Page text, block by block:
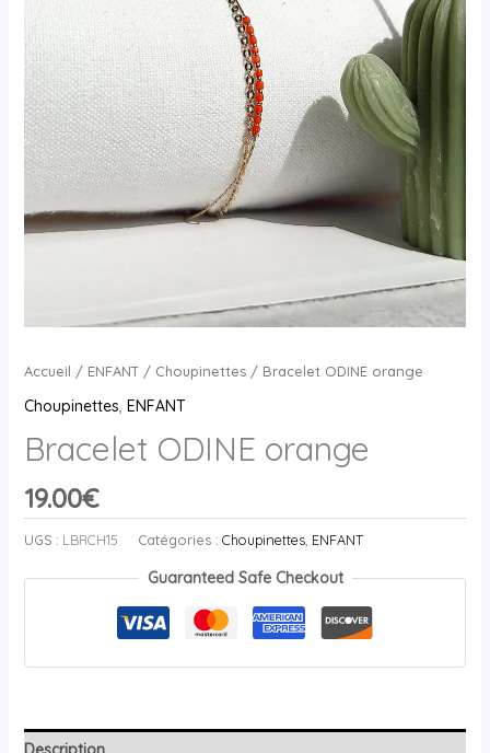
Accueil / ENFANT/ Choupinettes/ Bracelet ODINE orange
Choupinettes, ENFANT
Bracelet ODINE orange
19.00€
UGS : LBRCH15 Catégories : Choupinettes, ENFANT
Guaranteed Safe Checkout